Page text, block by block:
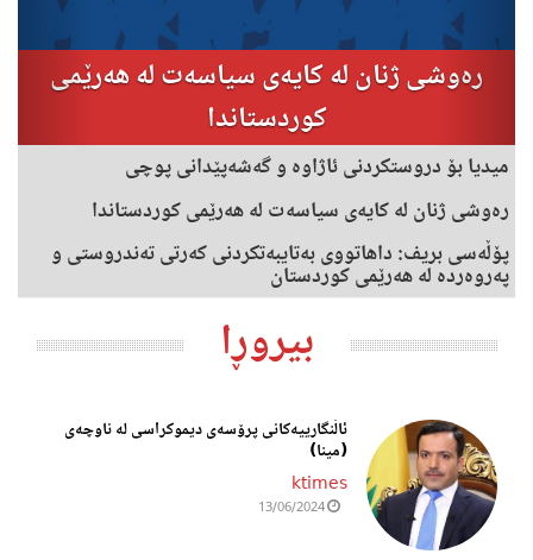
رەوشی ژنان لە کایەی سیاسەت لە هەرێمی
کوردستاندا
میدیا بۆ دروستکردنی ئاژاوە و گەشەپێدانی پوچی
رەوشی ژنان لە کایەی سیاسەت لە هەرێمی کوردستاندا
پۆڵەسی بریف: داهاتووی بەتایبه‌تكردنی کەرتی تەندروستی و
پەروەردە له‌ هه‌رێمی كوردستان
بیروڕا
ئاڵنگارییەکانی پرۆسەی دیموکراسی لە ناوچەی
(مینا)
ktimes